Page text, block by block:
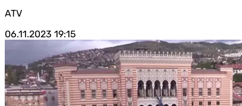
ATV
06.11.2023 19:15